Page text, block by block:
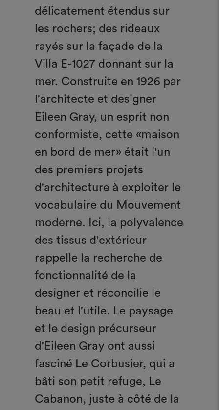
délicatement étendus sur
les rochers; des rideaux
rayés sur la façade de la
Villa E-1027 donnant sur la
mer. Construite en 1926 par
l'architecte et designer
Eileen Gray, un esprit non
conformiste, cette «maison
en bord de mer» était l'un
des premiers projets
d'architecture à exploiter le
vocabulaire du Mouvement
moderne. Ici, la polyvalence
des tissus d'extérieur
rappelle la recherche de
fonctionnalité de la
designer et réconcilie le
beau et l'utile. Le paysage
et le design précurseur
d'Eileen Gray ont aussi
fasciné Le Corbusier, qui a
bâti son petit refuge, Le
Cabanon, juste à côté de la